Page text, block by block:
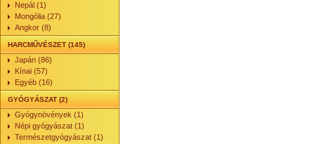
Nepál (1)
Mongólia (27)
Angkor (8)
HARCMŰVÉSZET (145)
Japán (86)
Kínai (57)
Egyéb (16)
GYÓGYÁSZAT (2)
Gyógynövények (1)
Népi gyógyászat (1)
Természetgyógyászat (1)